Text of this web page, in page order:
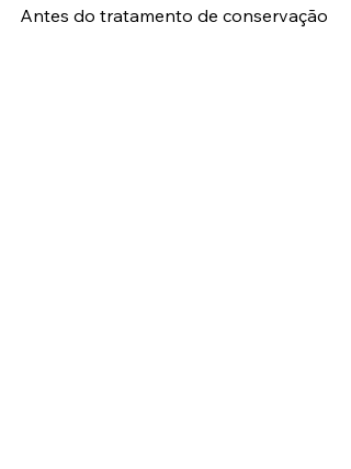
Antes do tratamento de conservação